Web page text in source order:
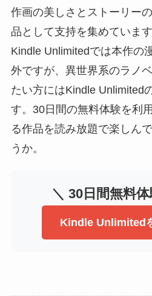
作画の美しさとストーリー
品として支持を集めています
Kindle Unlimitedでは本作の
外ですが、異世界系のラノ
たい方にはKindle Unlimited
す。30日間の無料体験を利
る作品を読み放題で楽しん
うか。
＼ 30日間無料
Kindle Unlimited